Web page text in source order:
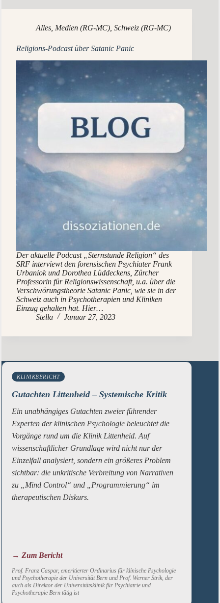
Alles Medien (RG-MC) Schweiz (RG-MC)
Religions-Podcast über Satanic Panic
Der aktuelle Podcast „Sternstunde Religion“ des
SRF interviewt den forensischen Psychiater Frank
Urbaniok und Dorothea Lüddeckens, Zürcher
Professorin für Religionswissenschaft, u.a. über die
Verschwörungstheorie Satanic Panic, wie sie in der
Schweiz auch in Psychotherapien und Kliniken
Einzug gehalten hat. Hier…
Stella
Januar 27, 2023
KLINIKBERICHT
Gutachten Littenheid – Systemische Kritik
Ein unabhängiges Gutachten zweier führender
Experten der klinischen Psychologie beleuchtet die
Vorgänge rund um die Klinik Littenheid. Auf
wissenschaftlicher Grundlage wird nicht nur der
Einzelfall analysiert, sondern ein größeres Problem
sichtbar: die unkritische Verbreitung von Narrativen
zu „Mind Control“ und „Programmierung“ im
therapeutischen Diskurs.
→ Zum Bericht
Prof. Franz Caspar, emeritierter Ordinarius für klinische Psychologie
und Psychotherapie der Universität Bern und Prof. Werner Strik, der
auch als Direktor der Universitätsklinik für Psychiatrie und
Psychotherapie Bern tätig ist